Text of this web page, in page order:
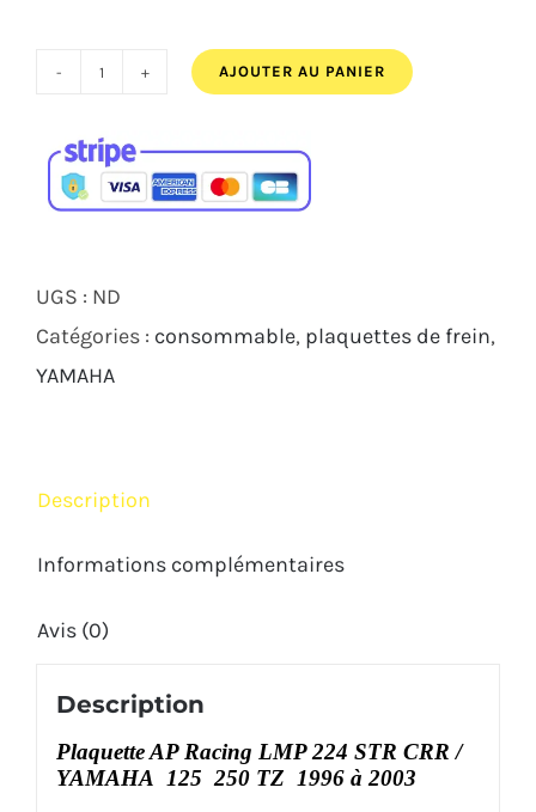
quantité
Plaquette
AP
LMP
224
STR
250
TZ
2003
AJOUTER AU PANIER
UGS : ND
Catégories : consommable plaquettes de frein
YAMAHA
Description
Informations complémentaires
Avis (0)
Description
Plaquette AP Racing LMP 224 STR CRR /
YAMAHA 125 250 TZ 1996 à 2003